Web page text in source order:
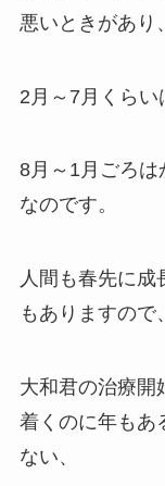
悪いときがあり、
2月～7月くら
8月～1月ごろは
なのです。
人間も春先に成
もありますので
大和君の治療開
着くのに年もあ
ない、